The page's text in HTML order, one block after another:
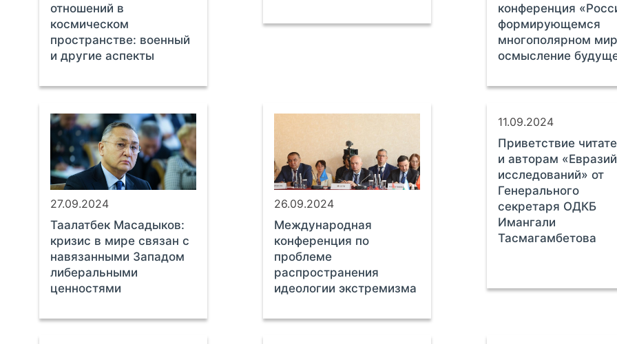
отношений в
космическом
пространстве: военный
и другие аспекты
конференция
формирующемся
многополярном
осмысление
27.09.2024
Таалатбек Масадыков:
кризис в мире связан с
навязанными Западом
либеральными
ценностями
26.09.2024
Международная
конференция по
проблеме
распространения
идеологии экстремизма
11.09.2024
Приветствие
и авторам
исследований» от
Генерального
секретаря ОДКБ
Имангали
Тасмагамбетова